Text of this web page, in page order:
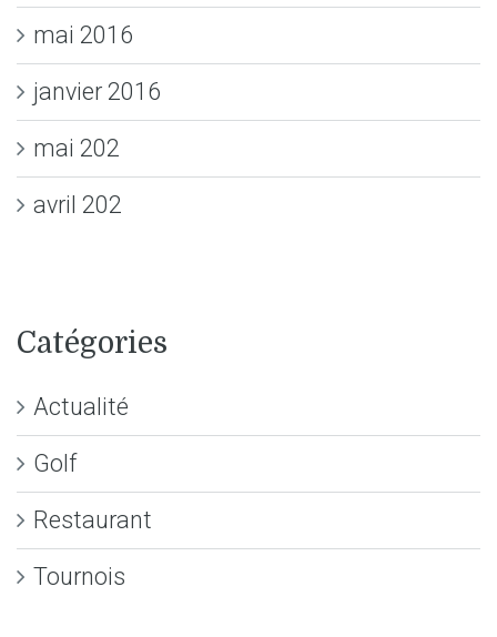
mai 2016
janvier 2016
mai 202
avril 202
Catégories
Actualité
Golf
Restaurant
Tournois